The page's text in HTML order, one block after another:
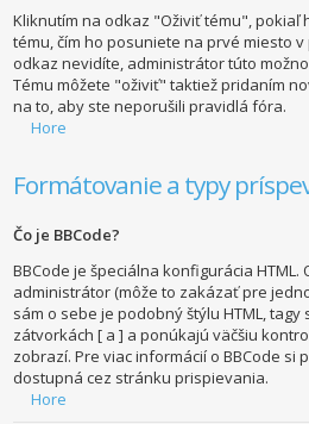
Kliknutím na odkaz "Oživiť tému", pokiaľ
tému, čím ho posuniete na prvé miesto
odkaz nevidíte, administrátor túto
Tému môžete "oživiť" taktiež pridaním
na to, aby ste neporušili pravidlá fóra.
Hore
Formátovanie a typy
Čo je BBCode?
BBCode je špeciálna konfigurácia
administrátor (môže to zakázať pre
sám o sebe je podobný štýlu HTML,
zátvorkách [ a ] a ponúkajú väčšiu
zobrazí. Pre viac informácií o BBCode si
dostupná cez stránku prispievania.
Hore